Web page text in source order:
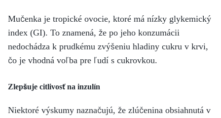
Mučenka je tropické ovocie, ktoré má nízky glykemický
index (GI). To znamená, že po jeho konzumácii
nedochádza k prudkému zvýšeniu hladiny cukru v krvi,
čo je vhodná voľba pre ľudí s cukrovkou.
Zlepšuje citlivosť na inzulín
Niektoré výskumy naznačujú, že zlúčenina obsiahnutá v